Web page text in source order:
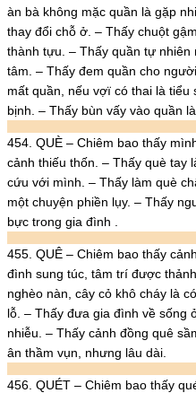
àn bà không mặc quần là gặp
thay đổi chỗ ở. – Thấy chuột
thành tựu. – Thấy quần tự
tâm. – Thấy đem quần cho
mất quần, nếu vợï có thai là
bịnh. – Thấy bùn vấy vào quần
454. QUÈ – Chiêm bao thấy
cảnh thiếu thốn. – Thấy què tay
cứu với mình. – Thấy làm què
một chuyện phiền lụy. – Thấy
bực trong gia đình .
455. QUÊ – Chiêm bao thấy
đình sung túc, tâm trí được
nghèo nàn, cây cỏ khô cháy là
lỗ. – Thấy đưa gia đình về sống
nhiễu. – Thấy cảnh đồng quê
ân thầm vụn, nhưng lâu dài.
456. QUÉT – Chiêm bao thấy